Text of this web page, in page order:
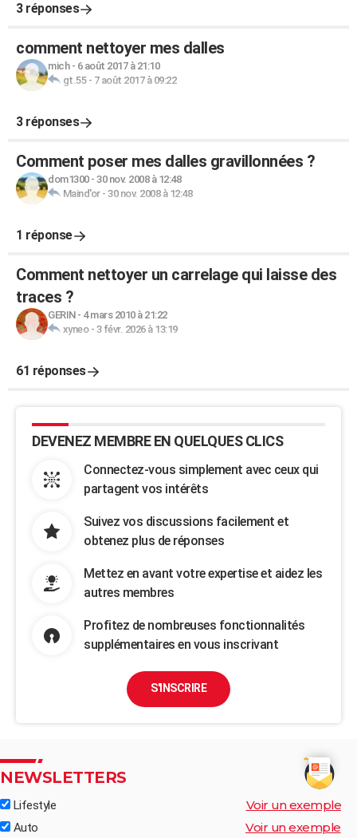
3 réponses
comment nettoyer mes dalles
mich- 6 août 2017 à 21:10
gt.55- 7 août 2017 à 09:22
3 réponses
Comment poser mes dalles gravillonnées ?
dom1300- 30 nov. 2008 à 12:48
Maind'or- 30 nov. 2008 à 12:48
1 réponse
Comment nettoyer un carrelage qui laisse des
traces ?
GERIN- 4 mars 2010 à 21:22
xyneo- 3 févr. 2026 à 13:19
61 réponses
DEVENEZ MEMBRE EN QUELQUES CLICS
Connectez-vous simplement avec ceux qui
partagent vos intérêts
Suivez vos discussions facilement et
obtenez plus de réponses
Mettez en avant votre expertise et aidez les
autres membres
Profitez de nombreuses fonctionnalités
supplémentaires en vous inscrivant
S'INSCRIRE
NEWSLETTERS
Lifestyle Voir un exemple
Auto Voir un exemple